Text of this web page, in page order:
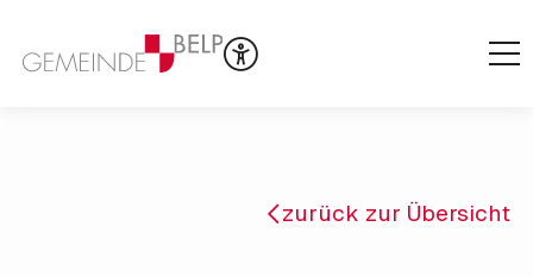
zurück zur Übersicht